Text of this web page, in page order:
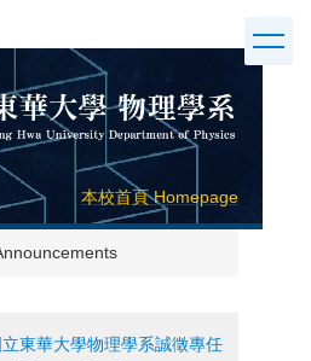
本校首頁 Homepage
立東華大學物理學系誠徵專任